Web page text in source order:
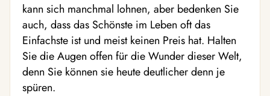
kann sich manchmal lohnen, aber bedenken Sie
auch, dass das Schönste im Leben oft das
Einfachste ist und meist keinen Preis hat. Halten
Sie die Augen offen für die Wunder dieser Welt,
denn Sie können sie heute deutlicher denn je
spüren.